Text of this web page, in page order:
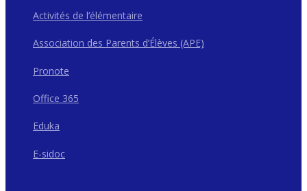
Activités de l’élémentaire
Association des Parents d’Élèves (APE)
Pronote
Office 365
Eduka
E-sidoc